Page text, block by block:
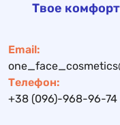
Твое
Email:
Телефон:
+38 (096)-968-96-74